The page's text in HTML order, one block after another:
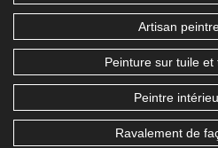
Artisan
Peinture sur tuile et
Peintre
Ravalement de